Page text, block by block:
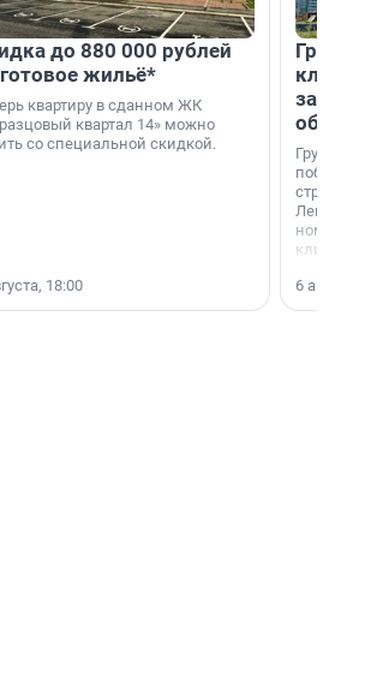
до 880 000 рублей
жильё*
квартиру в сданном ЖК
квартал 14» можно
со специальной скидкой.
18:00
Группа
области».
6